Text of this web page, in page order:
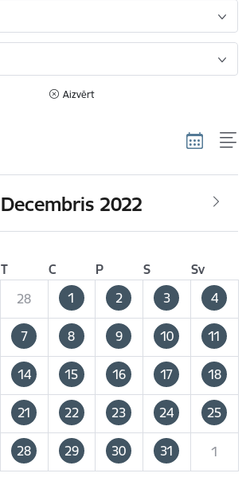
Aizvērt
Decembris 2022
T C P S
Sv
28 1 2 3 4
7 8 9 10 11
14 15 16 17 18
21 22 23 24 25
28 29 30 31 1